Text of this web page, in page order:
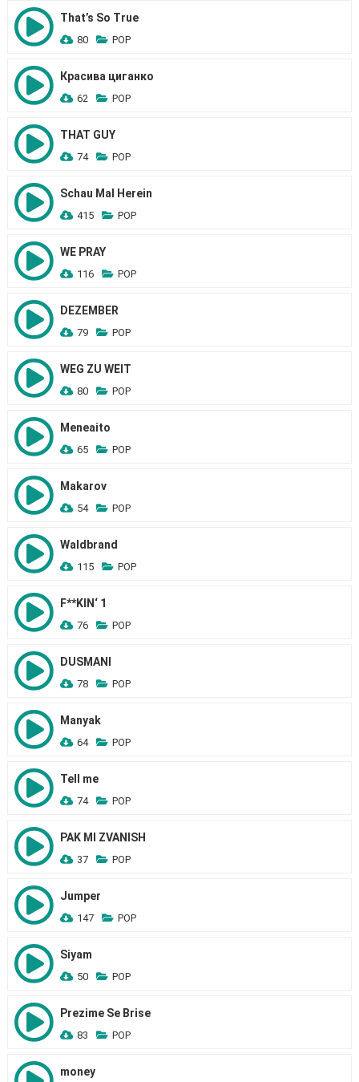
That’s So True
80 POP
Красива циганко
62 POP
THAT GUY
74 POP
Schau Mal Herein
415 POP
WE PRAY
116 POP
DEZEMBER
79 POP
WEG ZU WEIT
80 POP
Meneaito
65 POP
Makarov
54 POP
Waldbrand
115 POP
F**KIN‘ 1
76 POP
DUSMANI
78 POP
Manyak
64 POP
Tell me
74 POP
PAK MI ZVANISH
37 POP
Jumper
147 POP
Siyam
50 POP
Prezime Se Brise
83 POP
money